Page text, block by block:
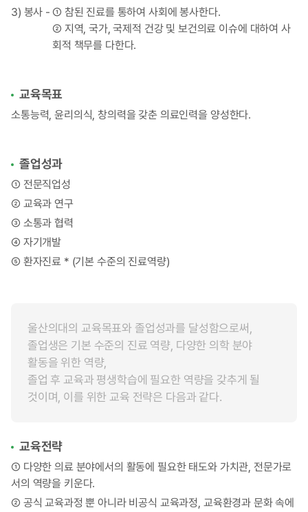
3) 봉사 - ① 참된 진료를 통하여 사회에 봉사한다.
② 지역, 국가, 국제적 건강 및 보건의료 이슈에 대하여 사
회적 책무를 다한다.
교육목표
소통능력, 윤리의식, 창의력을 갖춘 의료인력을 양성한다.
졸업성과
① 전문직업성
② 교육과 연구
③ 소통과 협력
④ 자기개발
⑤ 환자진료 * (기본 수준의 진료역량)
울산의대의 교육목표와 졸업성과를 달성함으로써,
졸업생은 기본 수준의 진료 역량, 다양한 의학 분야
활동을 위한 역량,
졸업 후 교육과 평생학습에 필요한 역량을 갖추게 될
것이며, 이를 위한 교육 전략은 다음과 같다.
교육전략
① 다양한 의료 분야에서의 활동에 필요한 태도와 가치관, 전문가로
서의 역량을 키운다.
② 공식 교육과정 뿐 아니라 비공식 교육과정, 교육환경과 문화 속에